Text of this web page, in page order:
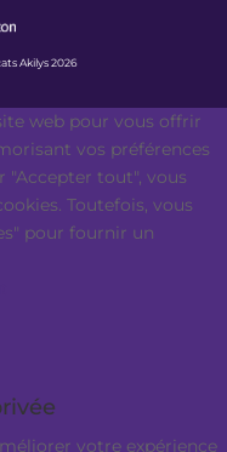
Akilys 2026
web pour vous offrir
vos préférences
"Accepter tout", vous
Toutefois, vous
pour fournir un
votre expérience